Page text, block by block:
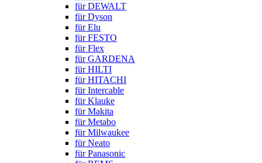
für DEWALT
für Dyson
für Elu
für FESTO
für Flex
für GARDENA
für HILTI
für HITACHI
für Intercable
für Klauke
für Makita
für Metabo
für Milwaukee
für Neato
für Panasonic